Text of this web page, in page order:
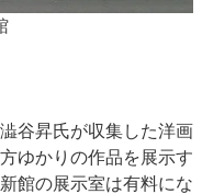
谷昇氏が収集した洋画
ゆかりの作品を展示す
館の展示室は有料にな